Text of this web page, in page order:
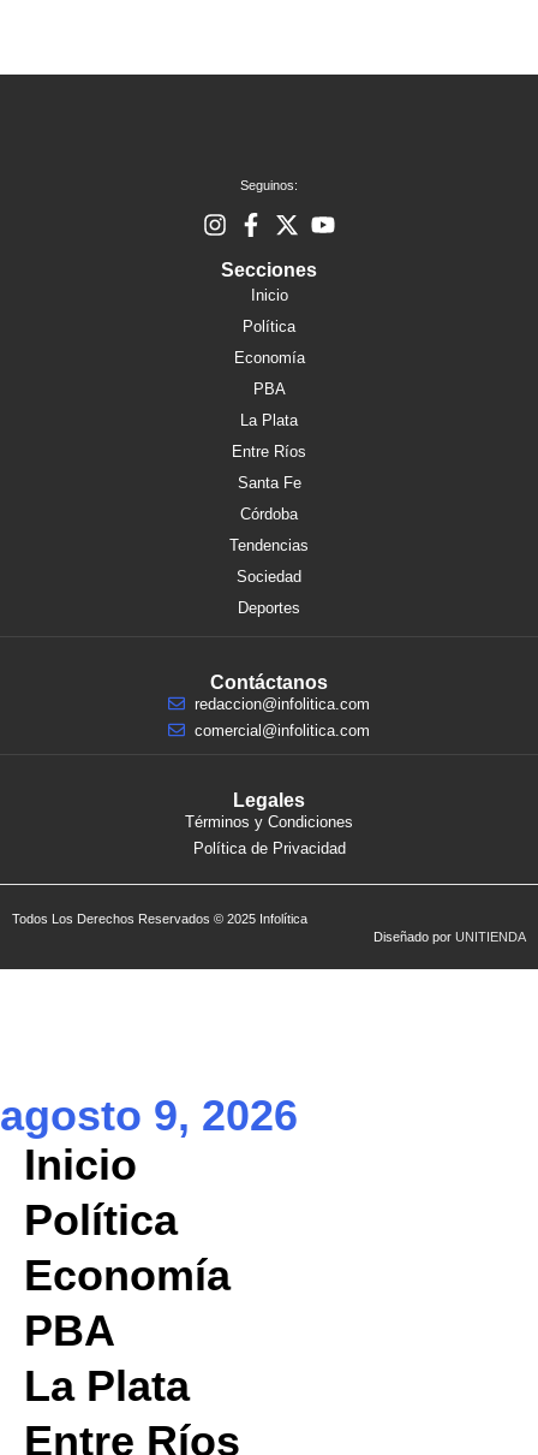
Seguinos:
Secciones
Inicio
Política
Economía
PBA
La Plata
Entre Ríos
Santa Fe
Córdoba
Tendencias
Sociedad
Deportes
Contáctanos
redaccion@infolitica.com
comercial@infolitica.com
Legales
Términos y Condiciones
Política de Privacidad
Todos Los Derechos Reservados © 2025 Infolítica
Diseñado por UNITIENDA
agosto 9, 2026
Inicio
Política
Economía
PBA
La Plata
Entre Ríos